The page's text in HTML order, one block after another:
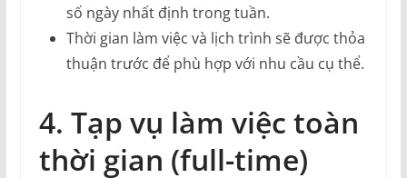
số ngày nhất định trong tuần.
Thời gian làm việc và lịch trình sẽ được thỏa
thuận trước để phù hợp với nhu cầu cụ thể.
4. Tạp vụ làm việc toàn
thời gian (full-time)